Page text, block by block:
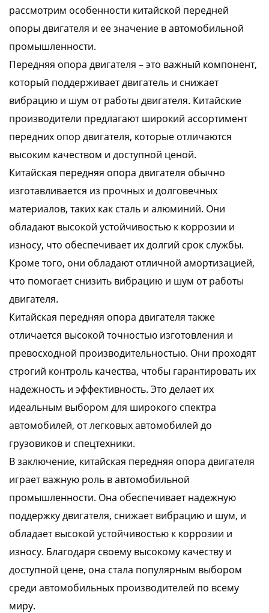
рассмотрим особенности китайской передней
опоры двигателя и ее значение в автомобильной
промышленности.
Передняя опора двигателя – это важный компонент,
который поддерживает двигатель и снижает
вибрацию и шум от работы двигателя. Китайские
производители предлагают широкий ассортимент
передних опор двигателя, которые отличаются
высоким качеством и доступной ценой.
Китайская передняя опора двигателя обычно
изготавливается из прочных и долговечных
материалов, таких как сталь и алюминий. Они
обладают высокой устойчивостью к коррозии и
износу, что обеспечивает их долгий срок службы.
Кроме того, они обладают отличной амортизацией,
что помогает снизить вибрацию и шум от работы
двигателя.
Китайская передняя опора двигателя также
отличается высокой точностью изготовления и
превосходной производительностью. Они проходят
строгий контроль качества, чтобы гарантировать их
надежность и эффективность. Это делает их
идеальным выбором для широкого спектра
автомобилей, от легковых автомобилей до
грузовиков и спецтехники.
В заключение, китайская передняя опора двигателя
играет важную роль в автомобильной
промышленности. Она обеспечивает надежную
поддержку двигателя, снижает вибрацию и шум, и
обладает высокой устойчивостью к коррозии и
износу. Благодаря своему высокому качеству и
доступной цене, она стала популярным выбором
среди автомобильных производителей по всему
миру.